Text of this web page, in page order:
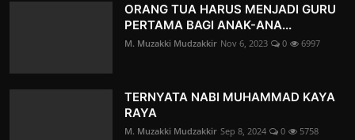
ORANG TUA HARUS MENJADI GURU
PERTAMA BAGI ANAK-ANA...
M. Muzakki Mudzakkir Nov 6, 2023 0 6997
TERNYATA NABI MUHAMMAD KAYA
RAYA
M. Muzakki Mudzakkir Sep 8, 2024 0 5758